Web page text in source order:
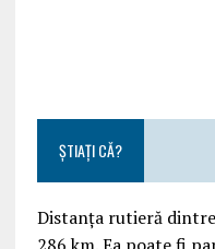
ȘTIAȚI CĂ?
Distanța rutieră dintre
286 km. Ea poate fi